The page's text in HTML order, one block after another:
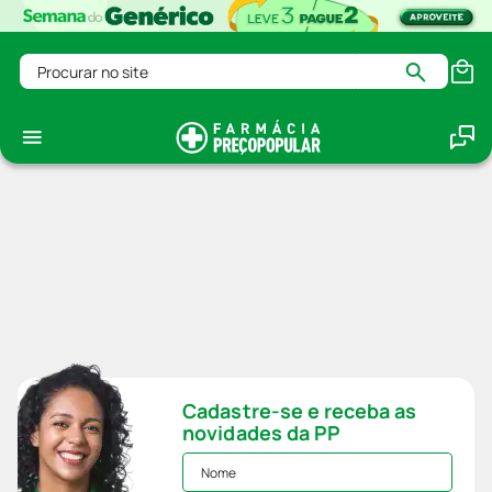
Procurar no site
Cadastre-se e receba as
novidades da PP